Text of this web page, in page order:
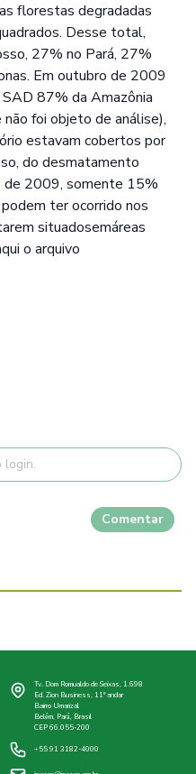
florestas degradadas
Desse total,
27% no Pará, 27%
Em outubro de 2009
87% da Amazônia
foi objeto de análise),
estavam cobertos por
do desmatamento
2009, somente 15%
ter ocorrido nos
situadosemáreas
o arquivo
Comentar
Tv. Dom Romualdo de Seixas, 1.698
Ed. Zion Business, 11º andar
Bairro Umarizal
Belém, Pará, Brasil
CEP 66.055-200
+55 91 3182-4000